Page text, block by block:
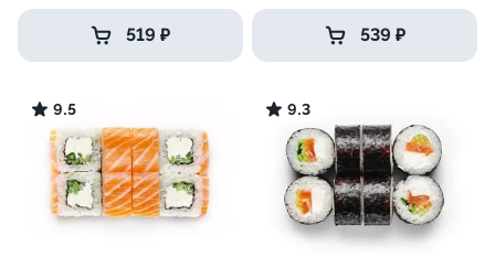
519 ₽ 539 ₽
9.5 9.3